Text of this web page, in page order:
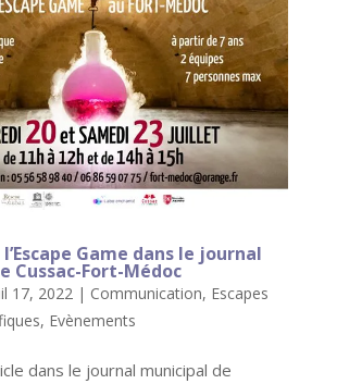
Game dans le journal
Cussac-Fort-Médoc
17, 2022 | Communication, Escapes
, Evènements
dans le journal municipal de